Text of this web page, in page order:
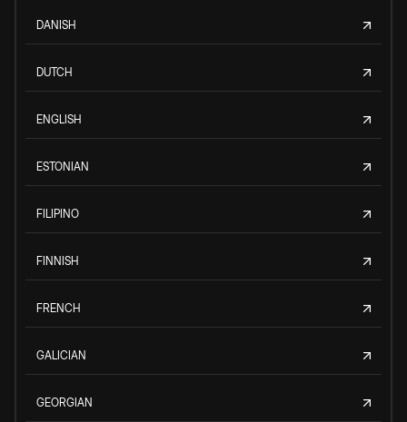
DANISH
DUTCH
ENGLISH
ESTONIAN
FILIPINO
FINNISH
FRENCH
GALICIAN
GEORGIAN